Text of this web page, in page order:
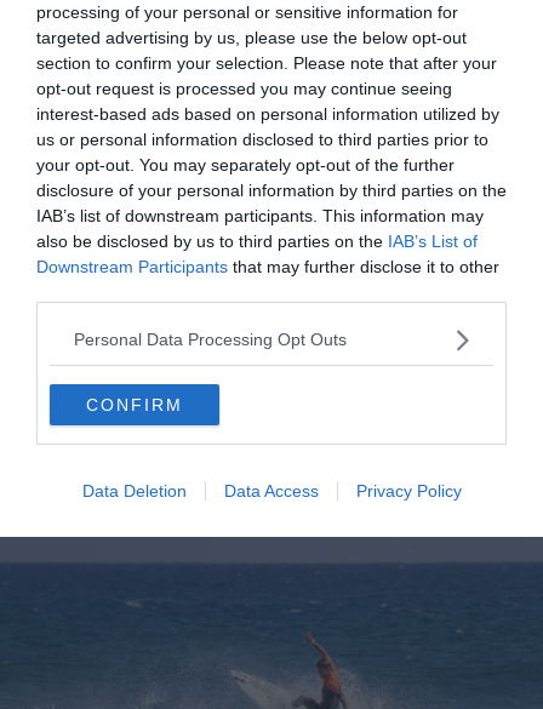
processing of your personal or sensitive information for
targeted advertising by us, please use the below opt-out
section to confirm your selection. Please note that after your
opt-out request is processed you may continue seeing
interest-based ads based on personal information utilized by
us or personal information disclosed to third parties prior to
your opt-out. You may separately opt-out of the further
disclosure of your personal information by third parties on the
IAB’s list of downstream participants. This information may
also be disclosed by us to third parties on the IAB’s List of
Downstream Participants that may further disclose it to other
Personal Data Processing Opt Outs
CONFIRM
Data Deletion Data Access Privacy Policy
À lire aussi sur le guide Îles Canaries :
Visiter les Îles Canaries : 10 incontournables à faire et
voir
Spécialités gastronomiques aux Canaries : que
manger aux Canaries ?
Les Canaries en Camping-Car : location, conseils,
aires, itinéraires
La Izquierda, Tenerife